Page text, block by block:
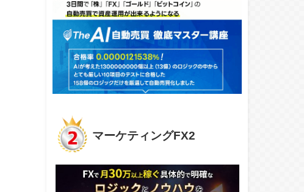
マーケティングFX2